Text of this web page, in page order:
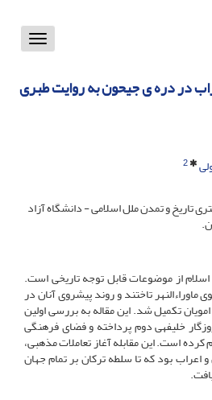
Toggle
در دره‏ ى جیحون به روایت طبرى
2
تاریخ و تمدن ملل اسلامى - دانشگاه آزاد
از موضوعات قابل توجه تاریخى است.
تاختند و روند پیشروى آنان در
تکمیل شد. این مقاله به بررسى اولین
خلیفه‏ى دوم پرداخته و فضاى فرهنگى
کرده است. این مقابله آغاز تعاملات مذهبى،
اعراب بود که تا سلطه ترکان بر تمام جهان